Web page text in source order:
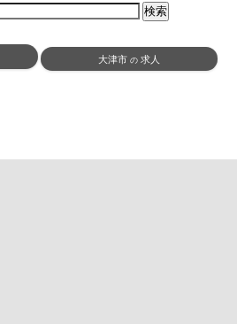
大津市の 求人